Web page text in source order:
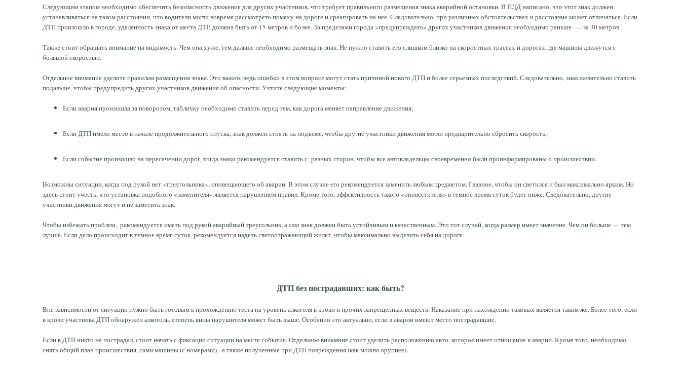
Следующим этапом необходимо обеспечить безопасность движения для других участников, что требует правильного размещения знака аварийной остановки. В ПДД написано, что этот знак должен
устанавливаться на таком расстоянии, что водители могли вовремя рассмотреть помеху на дороге и среагировать на нее. Следовательно, при различных обстоятельствах и расстояние может отличаться. Если
ДТП произошло в городе, удаленность знака от места ДТП должна быть от 15 метров и более. За пределами города «предупреждать» других участников движения необходимо раньше — за 30 метров.
Также стоит обращать внимание на видимость. Чем она хуже, тем дальше необходимо размещать знак. Не нужно ставить его слишком близко на скоростных трассах и дорогах, где машины движутся с
большой скоростью.
Отдельное внимание уделите правилам размещения знака. Это важно, ведь ошибки в этом вопросе могут стать причиной нового ДТП и более серьезных последствий. Следовательно, знак желательно ставить
подальше, чтобы предупредить других участников движения об опасности. Учтите следующие моменты:
Если авария произошла за поворотом, табличку необходимо ставить перед тем, как дорога меняет направление движения;
Если ДТП имело место в начале продолжительного спуска, знак должен стоять на подъеме, чтобы другие участники движения могли предварительно сбросить скорость;
Если событие произошло на пересечении дорог, тогда знаки рекомендуется ставить с разных сторон, чтобы все автовладельцы своевременно были проинформированы о происшествии.
Возможны ситуации, когда под рукой нет «треугольника», оповещающего об аварии. В этом случае его рекомендуется заменить любым предметом. Главное, чтобы он светился и был максимально ярким. Но
здесь стоит учесть, что установка подобного «заменителя» является нарушением правил. Кроме того, эффективность такого «оповестителя» в темное время суток будет ниже. Следовательно, другие
участники движения могут и не заметить знак.
Чтобы избежать проблем, рекомендуется иметь под рукой аварийный треугольник, а сам знак должен быть устойчивым и качественным. Это тот случай, когда размер имеет значение. Чем он больше — тем
лучше. Если дело происходит в темное время суток, рекомендуется надеть светоотражающий жилет, чтобы максимально выделить себя на дороге.
ДТП без пострадавших: как быть?
Вне зависимости от ситуации нужно быть готовым к прохождению теста на уровень алкоголя в крови и прочих запрещенных веществ. Наказание при нахождении таковых является таким же. Более того, если
в крови участника ДТП обнаружен алкоголь, степень вины нарушителя может быть выше. Особенно это актуально, если в аварии имеют место пострадавшие.
Если в ДТП никто не пострадал, стоит начать с фиксации ситуации на месте события. Отдельное внимание стоит уделить расположению авто, которое имеет отношение к аварии. Кроме того, необходимо
снять общий план происшествия, сами машины (с номерами), а также полученные при ДТП повреждения (как можно крупнее).